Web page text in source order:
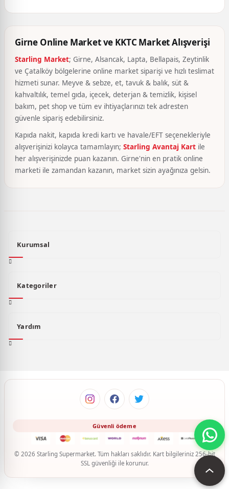
Girne Online Market ve KKTC Market Alışverişi
Starling Market; Girne, Alsancak, Lapta, Bellapais, Zeytinlik
ve Çatalköy bölgelerine online market siparişi ve hızlı teslimat
hizmeti sunar. Meyve & sebze, et, tavuk & balık, süt &
kahvaltılık, temel gıda, içecek, deterjan & temizlik, kişisel
bakım, pet shop ve tüm ev ihtiyaçlarınızı tek adresten
güvenle sipariş edebilirsiniz.
Kapıda nakit, kapıda kredi kartı ve havale/EFT seçenekleriyle
alışverişinizi kolayca tamamlayın; Starling Avantaj Kart ile
her alışverişinizde puan kazanın. Girne'nin en pratik online
marketi ile zamandan kazanın, market sizin ayağınıza gelsin.
Kurumsal
Kategoriler
Yardım
© 2026 Starling Supermarket. Tüm hakları saklıdır. Kart bilgileriniz 256-bit
SSL güvenliği ile korunur.